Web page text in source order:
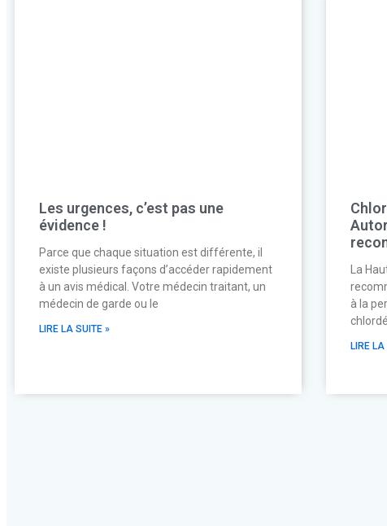
Les urgences, c’est pas une
évidence !
Parce que chaque situation est différente, il
existe plusieurs façons d’accéder rapidement
à un avis médical. Votre médecin traitant, un
médecin de garde ou le
LIRE LA SUITE »
La
à la
LIRE LA